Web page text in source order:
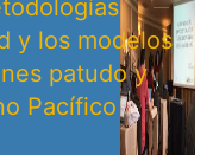
y los modelos
patudo y
Pacífico